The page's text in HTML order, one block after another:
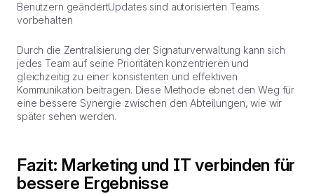
Benutzern geändertUpdates sind autorisierten Teams
vorbehalten
Durch die Zentralisierung der Signaturverwaltung kann sich
jedes Team auf seine Prioritäten konzentrieren und
gleichzeitig zu einer konsistenten und effektiven
Kommunikation beitragen. Diese Methode ebnet den Weg für
eine bessere Synergie zwischen den Abteilungen, wie wir
später sehen werden.
Fazit: Marketing und IT verbinden für
bessere Ergebnisse